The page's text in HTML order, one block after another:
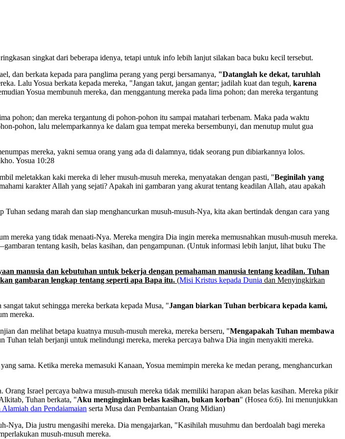
singkat dari beberapa idenya, tetapi untuk info lebih lanjut silakan baca buku kecil tersebut.
dan berkata kepada para panglima perang yang pergi bersamanya, "Datanglah ke dekat, taruhlah
Lalu Yosua berkata kepada mereka, "Jangan takut, jangan gentar; jadilah kuat dan teguh, karena
Yosua membunuh mereka, dan menggantung mereka pada lima pohon; dan mereka tergantung
pohon; dan mereka tergantung di pohon-pohon itu sampai matahari terbenam. Maka pada waktu
pohon, lalu melemparkannya ke dalam gua tempat mereka bersembunyi, dan menutup mulut gua
mereka, yakni semua orang yang ada di dalamnya, tidak seorang pun dibiarkannya lolos.
Yosua 10:28
meletakkan kaki mereka di leher musuh-musuh mereka, menyatakan dengan pasti, "Beginilah yang
karakter Allah yang sejati? Apakah ini gambaran yang akurat tentang keadilan Allah, atau apakah
sedang marah dan siap menghancurkan musuh-musuh-Nya, kita akan bertindak dengan cara yang
mereka yang tidak menaati-Nya. Mereka mengira Dia ingin mereka memusnahkan musuh-musuh mereka.
tentang kasih, belas kasihan, dan pengampunan. (Untuk informasi lebih lanjut, lihat buku The
manusia dan kebutuhan untuk bekerja dengan pemahaman manusia tentang keadilan. Tuhan
gambaran lengkap tentang seperti apa Bapa itu. (Misi Kristus kepada Dunia dan Menyingkirkan
takut sehingga mereka berkata kepada Musa, "Jangan biarkan Tuhan berbicara kepada kami,
mereka.
dan melihat betapa kuatnya musuh-musuh mereka, mereka berseru, "Mengapakah Tuhan membawa
Tuhan telah berjanji untuk melindungi mereka, mereka percaya bahwa Dia ingin menyakiti mereka.
sama. Ketika mereka memasuki Kanaan, Yosua memimpin mereka ke medan perang, menghancurkan
Israel percaya bahwa musuh-musuh mereka tidak memiliki harapan akan belas kasihan. Mereka pikir
Tuhan berkata, "Aku menginginkan belas kasihan, bukan korban" (Hosea 6:6). Ini menunjukkan
dan Pendaiamaian serta Musa dan Pembantaian Orang Midian)
Nya, Dia justru mengasihi mereka. Dia mengajarkan, "Kasihilah musuhmu dan berdoalah bagi mereka
musuh-musuh mereka.